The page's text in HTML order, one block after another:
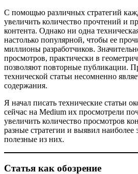
С помощью различных стратегий
увеличить количество прочтений и
контента. Однако ни одна
настолько популярной, чтобы ее
миллионы разработчиков.
просмотров, практически в
позволяют повторные публикации.
технической статьи несомненно
содержания.
Я начал писать технические статьи
сейчас на Medium их просмотрели
увеличить количество просмотров
разные стратегии и выявил
полезные из них.
Статья как обозрение